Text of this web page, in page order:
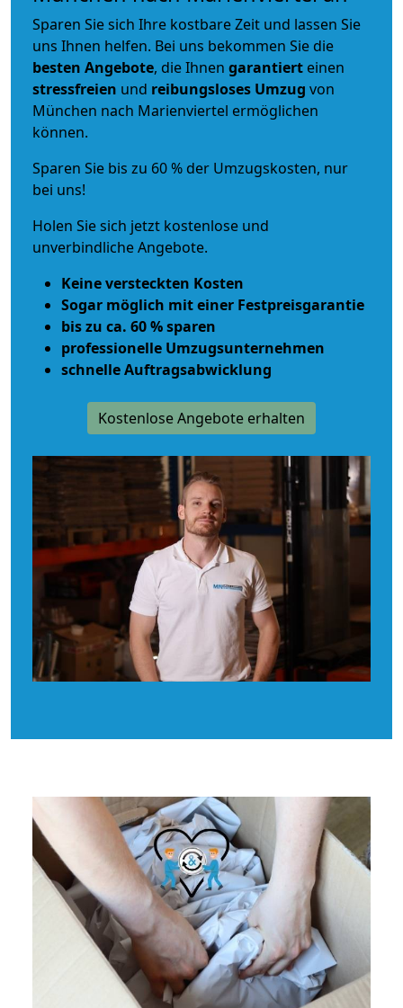
Sparen Sie sich Ihre kostbare Zeit und lassen Sie
uns Ihnen helfen. Bei uns bekommen Sie die
besten Angebote, die Ihnen garantiert einen
stressfreien und reibungsloses Umzug von
München nach Marienviertel ermöglichen
können.
Sparen Sie bis zu 60 % der Umzugskosten, nur
bei uns!
Holen Sie sich jetzt kostenlose und
unverbindliche Angebote.
Keine versteckten Kosten
Sogar möglich mit einer Festpreisgarantie
bis zu ca. 60 % sparen
professionelle Umzugsunternehmen
schnelle Auftragsabwicklung
Kostenlose Angebote erhalten